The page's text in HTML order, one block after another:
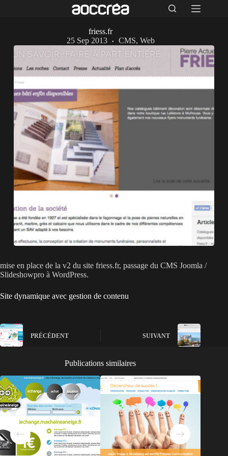
friess.fr
25 Sep 2013
CMS, Web
mise en place de la v2 du site friess.fr, passage du CMS Joomla /
Slideshowpro à WordPress.
Site dynamique avec gestion de contenu
PRÉCÉDENT SUIVANT
Publications similaires